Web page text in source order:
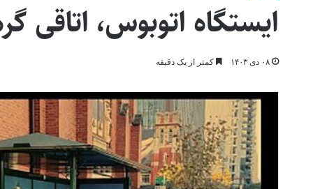
ایستگاه اتوبوس، اتاقی
۰۸ دی ۱۴۰۳ کمتر از یک دقیقه